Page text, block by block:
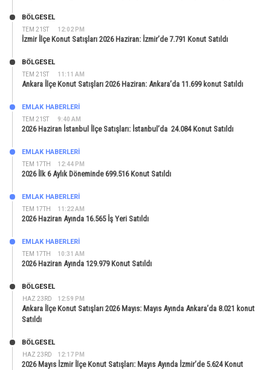
TEM 21ST 12:02 PM
BÖLGESEL
İzmir İlçe Konut Satışları 2026 Haziran: İzmir’de 7.791 Konut Satıldı
TEM 21ST 11:11 AM
BÖLGESEL
Ankara İlçe Konut Satışları 2026 Haziran: Ankara’da 11.699 konut Satıldı
TEM 21ST 9:40 AM
EMLAK HABERLERI
2026 Haziran İstanbul İlçe Satışları: İstanbul’da 24.084 Konut Satıldı
TEM 17TH 12:44 PM
EMLAK HABERLERI
2026 İlk 6 Aylık Döneminde 699.516 Konut Satıldı
TEM 17TH 11:22 AM
EMLAK HABERLERI
2026 Haziran Ayında 16.565 İş Yeri Satıldı
TEM 17TH 10:31 AM
EMLAK HABERLERI
2026 Haziran Ayında 129.979 Konut Satıldı
HAZ 23RD 12:59 PM
BÖLGESEL
Ankara İlçe Konut Satışları 2026 Mayıs: Mayıs Ayında Ankara’da 8.021 konut
Satıldı
HAZ 23RD 12:17 PM
BÖLGESEL
2026 Mayıs İzmir İlçe Konut Satışları: Mayıs Ayında İzmir’de 5.624 Konut